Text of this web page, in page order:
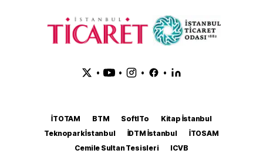
• • • •
İTOTAM BTM SoftITo
Kitap İstanbul
Teknopark İstanbul
İDTM İstanbul
İTOSAM
Cemile Sultan Tesisleri
ICVB